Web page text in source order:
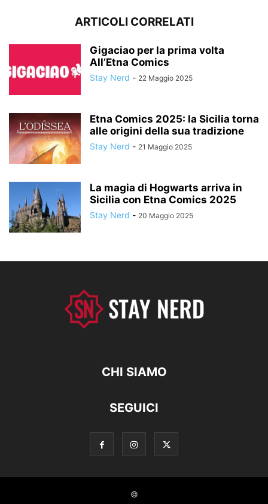
ARTICOLI CORRELATI
Gigaciao per la prima volta
All’Etna Comics
Stay Nerd - 22 Maggio 2025
Etna Comics 2025: la Sicilia torna
alle origini della sua tradizione
Stay Nerd - 21 Maggio 2025
La magia di Hogwarts arriva in
Sicilia con Etna Comics 2025
Stay Nerd - 20 Maggio 2025
CHI SIAMO
SEGUICI
©